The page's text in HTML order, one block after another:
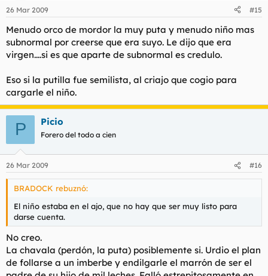
26 Mar 2009 #15
Menudo orco de mordor la muy puta y menudo niño mas
subnormal por creerse que era suyo. Le dijo que era
virgen....si es que aparte de subnormal es credulo.
Eso si la putilla fue semilista, al criajo que cogio para
cargarle el niño.
P Picio
Forero del todo a cien
26 Mar 2009 #16
BRADOCK rebuznó:
El niño estaba en el ajo, que no hay que ser muy listo para
darse cuenta.
No creo.
La chavala (perdón, la puta) posiblemente si. Urdio el plan
de follarse a un imberbe y endilgarle el marrón de ser el